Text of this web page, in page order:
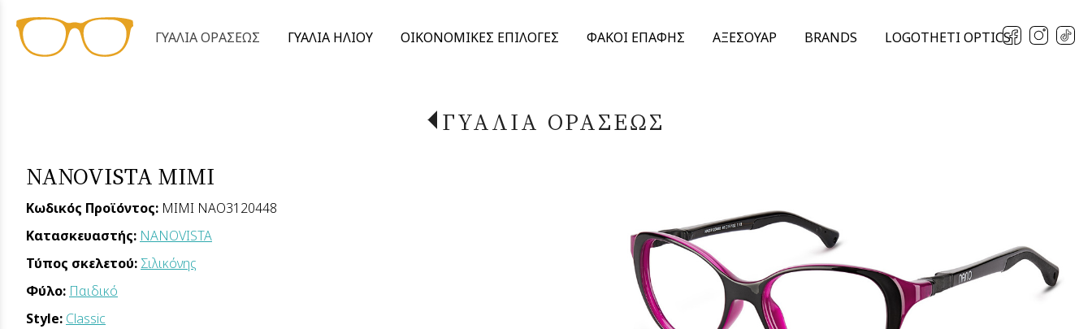
ΓΥΑΛΙΑ ΟΡΑΣΕΩΣ ΓΥΑΛΙΑ ΗΛΙΟΥ ΟΙΚΟΝΟΜΙΚΕΣ ΕΠΙΛΟΓΕΣ ΦΑΚΟΙ ΕΠΑΦΗΣ ΑΞΕΣΟΥΑΡ BRANDS LOGOTHETI OPTICS
ΓΥΑΛΙΑ ΟΡΑΣΕΩΣ
NANOVISTA MIMI
Κωδικός Προϊόντος: MIMI NAO3120448
Κατασκευαστής: NANOVISTA
Τύπος σκελετού: Σιλικόνης
Φύλο: Παιδικό
Style: Classic